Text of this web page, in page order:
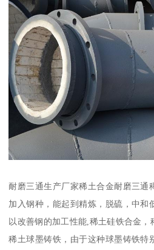
耐磨三通生产厂家稀土合金耐磨三通
加入钢种，能起到精炼，脱硫，中和
以改善钢的加工性能,稀土硅铁合金
稀土球墨铸铁，由于这种球墨铸铁特